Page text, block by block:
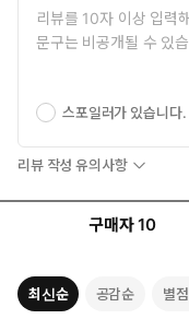
부장이 보지 첫 개통을
소민은 그게 이상하다는
생 편]
#아빠의_대물에_첫_경험
#우리_딸_보지_너무_사
*본 도서에는 자보 드립,
스포일러가 있습니다.
리뷰 작성 유의사항
구매자 10
최신순 공감순 별